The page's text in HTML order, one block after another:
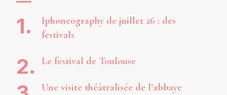
Iphoneography de juillet 26 : des
festivals
Le festival de Toulouse
Une visite théâtralisée de l’abbaye